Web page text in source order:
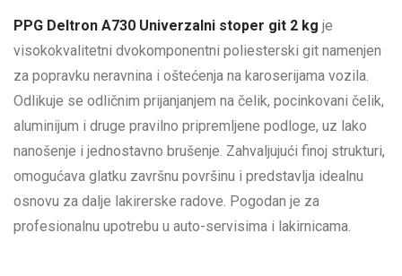
PPG Deltron A730 Univerzalni stoper git 2 kg je
visokokvalitetni dvokomponentni poliesterski git namenjen
za popravku neravnina i oštećenja na karoserijama vozila.
Odlikuje se odličnim prijanjanjem na čelik, pocinkovani čelik,
aluminijum i druge pravilno pripremljene podloge, uz lako
nanošenje i jednostavno brušenje. Zahvaljujući finoj strukturi,
omogućava glatku završnu površinu i predstavlja idealnu
osnovu za dalje lakirerske radove. Pogodan je za
profesionalnu upotrebu u auto-servisima i lakirnicama.